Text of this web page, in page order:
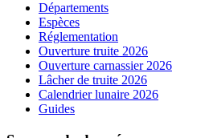
Départements
Espèces
Réglementation
Ouverture truite 2026
Ouverture carnassier 2026
Lâcher de truite 2026
Calendrier lunaire 2026
Guides